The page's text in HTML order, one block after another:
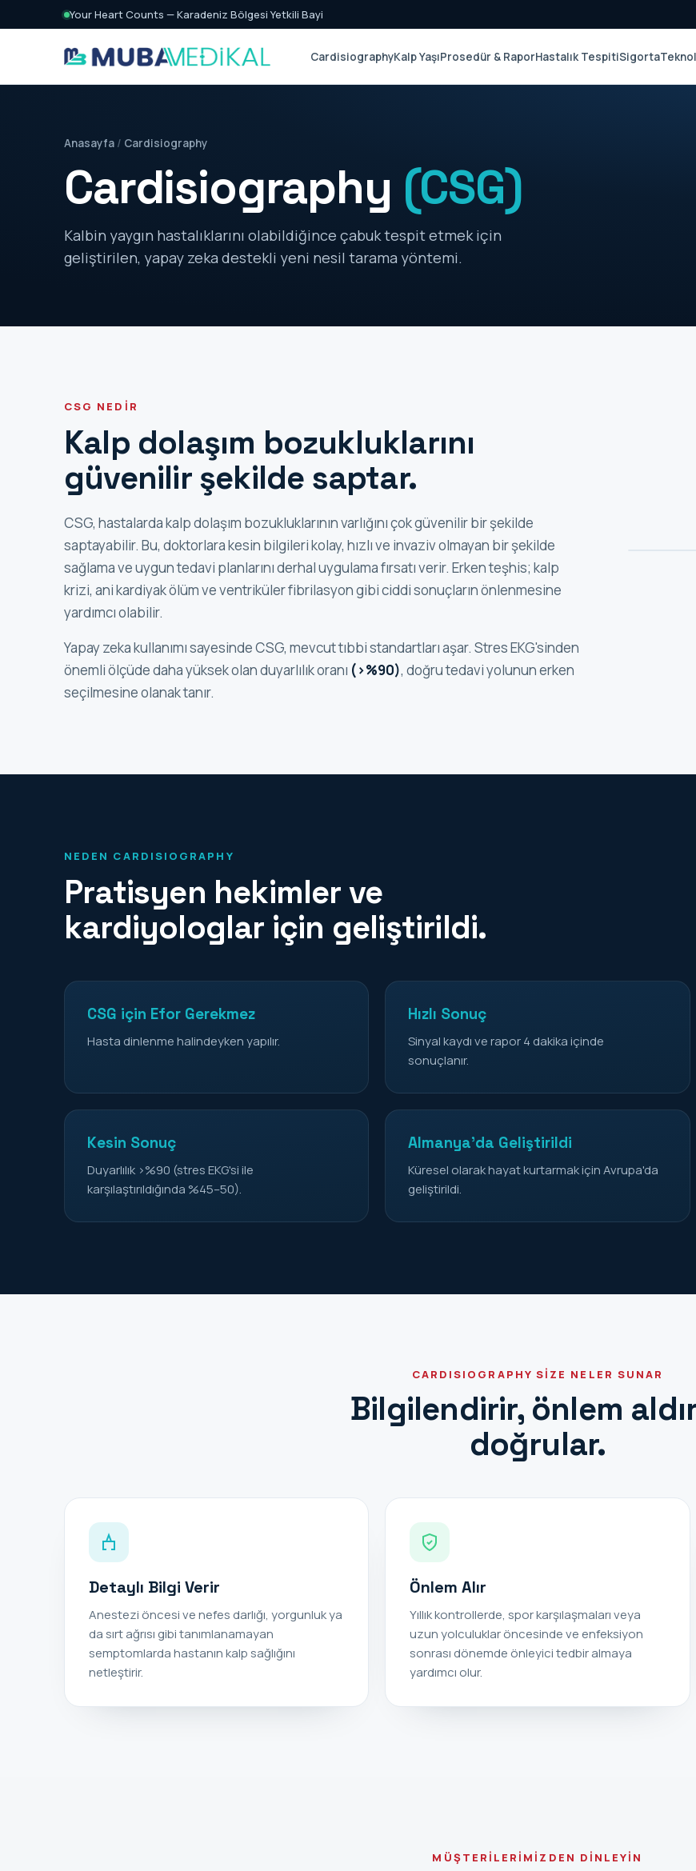
Your Heart Counts — Karadeniz Bölgesi Yetkili Bayi
CardisiographyKalp YaşıProsedür & RaporHastalık TespitiSigorta
Anasayfa / Cardisiography
Cardisiography (CSG)
Kalbin yaygın hastalıklarını olabildiğince çabuk tespit etmek için
geliştirilen, yapay zeka destekli yeni nesil tarama yöntemi.
CSG NEDİR
Kalp dolaşım bozukluklarını
güvenilir şekilde saptar.
CSG, hastalarda kalp dolaşım bozukluklarının varlığını çok güvenilir bir şekilde
saptayabilir. Bu, doktorlara kesin bilgileri kolay, hızlı ve invaziv olmayan bir şekilde
sağlama ve uygun tedavi planlarını derhal uygulama fırsatı verir. Erken teşhis; kalp
krizi, ani kardiyak ölüm ve ventriküler fibrilasyon gibi ciddi sonuçların önlenmesine
yardımcı olabilir.
Yapay zeka kullanımı sayesinde CSG, mevcut tıbbi standartları aşar. Stres EKG'sinden
önemli ölçüde daha yüksek olan duyarlılık oranı (>%90), doğru tedavi yolunun erken
seçilmesine olanak tanır.
NEDEN CARDISIOGRAPHY
Pratisyen hekimler ve
kardiyologlar için geliştirildi.
CSG için Efor Gerekmez
Hasta dinlenme halindeyken yapılır.
Hızlı Sonuç
Sinyal kaydı ve rapor 4 dakika içinde
sonuçlanır.
Kesin Sonuç
Duyarlılık >%90 (stres EKG'si ile
karşılaştırıldığında %45–50).
Almanya'da Geliştirildi
Küresel olarak hayat kurtarmak için Avrupa'da
geliştirildi.
CARDISIOGRAPHY SİZE NELER SUNAR
Bilgilendirir, önlem
doğrular.
Detaylı Bilgi Verir
Anestezi öncesi ve nefes darlığı, yorgunluk ya
da sırt ağrısı gibi tanımlanamayan
semptomlarda hastanın kalp sağlığını
netleştirir.
Önlem Alır
Yıllık kontrollerde, spor karşılaşmaları veya
uzun yolculuklar öncesinde ve enfeksiyon
sonrası dönemde önleyici tedbir almaya
yardımcı olur.
MÜŞTERİLERİMİZDEN DİNLEYİN